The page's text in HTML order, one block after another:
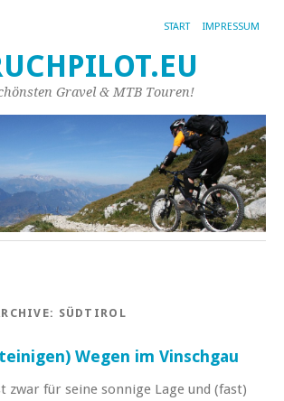
START IMPRESSUM
Gravel & MTB Touren!
SÜDTIROL
Wegen im Vinschgau
zwar für seine sonnige Lage und (fast)